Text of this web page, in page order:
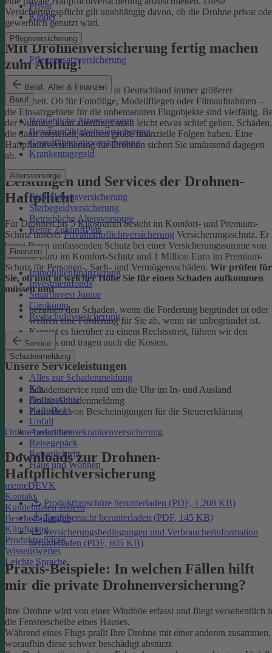
Privat
Kinder
Pflegeversicherung
Pflegezusatzversicherung
Beruf, Alter & Finanzen
Beruf
Betriebliche Altersvorsorge
Berufsunfähigkeitsversicherung
Grundfähigkeitsversicherung
Krankentagegeld
Altersvorsorge
Risikolebensversicherung
Sterbegeldversicherung
Betriebliche Altersvorsorge
Rente ZukunftPlus
Finanzen
Immobilienfinanzierung
Investmentfonds
SmartInvest Junior
Girokonto
Restschuldversicherung
Service
Schadenmeldung
Alles zur Schadenmeldung
Kfz
Rechtsschutz
Haftpflicht
Unfall
Auslandsreisekrankenversicherung
Reisegepäck
Reiserücktritt
Haus und Wohnen
meineDEVK
Kontakt
Kundendaten ändern
Bescheinigungen
Kündigung
Produktservices
Wissenswertes
Leichte Sprache
Versicherungspflicht gilt unabhängig davon, ob die Drohne privat
gewerblich genutzt wird.
Mit Drohnenversicherung fertig machen
zum Abflug!
Drohnen erfreuen sich auch in Deutschland immer größerer
Beliebtheit. Ob für Fotoflüge, Modellfliegen oder Filmaufnahmen –
die Einsatzgebiete für die unbemannten Flugobjekte sind vielfältig.
der Nutzung kann allerdings auch leicht etwas schief gehen. Schäden,
die dann entstehen, können große finanzielle Folgen haben. Eine
Haftpflichtversicherung für Drohnen sichert Sie umfassend dagegen
ab.
Leistungen und Services der Drohnen-
Haftpflicht
Für Drohnen bis 5 Kilogramm besteht im Komfort- und Premium-
Schutz unsererPrivathaftpflichtversicherung Versicherungsschutz. Er
bietet Ihnen umfassenden Schutz bei einer Versicherungssumme von
500.000 Euro im Komfort-Schutz und 1 Million Euro im Premium-
Schutz für Personen-, Sach- und Vermögensschäden. Wir prüfen für
Sie, ob und in welcher Höhe Sie für einen Schaden aufkommen
müssen und
bezahlen den Schaden, wenn die Forderung begründet ist oder
wehren eine Forderung für Sie ab, wenn sie unbegründet ist.
Kommt es hierüber zu einem Rechtsstreit, führen wir den
Prozess und tragen auch die Kosten.
Unsere Serviceleistungen
Schadenservice rund um die Uhr im In- und Ausland
Online-Schadenmeldung
Zusenden von Bescheinigungen für die Steuererklärung
Online berechnen
Downloads zur Drohnen-
Haftpflichtversicherung
Produktbroschüre herunterladen (PDF, 1.208 KB)
Tarifübersicht herunterladen (PDF, 145 KB)
Versicherungsbedingungen und Verbraucherinformation
herunterladen (PDF, 605 KB)
Praxis-Beispiele: In welchen Fällen hilft
mir die private Drohnenversicherung?
Ihre Drohne wird von einer Windböe erfasst und fliegt versehentlich
die Fensterscheibe eines Hauses.
Während eines Flugs prallt Ihre Drohne mit einer anderen zusammen,
woraufhin diese schwer beschädigt abstürzt.